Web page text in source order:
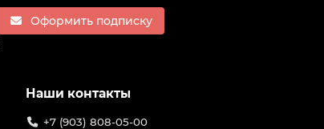
Оформить подписку
Наши контакты
+7 (903) 808-05-00